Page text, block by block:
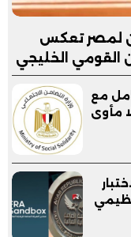
لمصر تعكس
القومي الخليجي
مع
مأوى